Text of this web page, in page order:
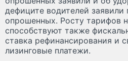
дефиците водителей заявили
опрошенных. Росту тарифов
способствуют также
ставка рефинансирования и
лизинговые платежи.